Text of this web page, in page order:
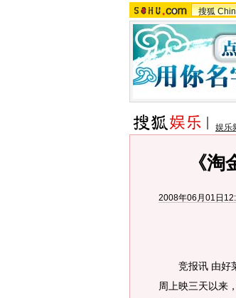
搜狐
娱乐
《
2008年06月01日
竞报讯 由好莱
周上映三天以来